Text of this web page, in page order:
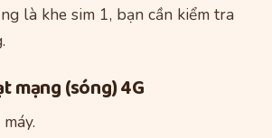
là khe sim 1, bạn cần kiểm tra
mạng (sóng) 4G